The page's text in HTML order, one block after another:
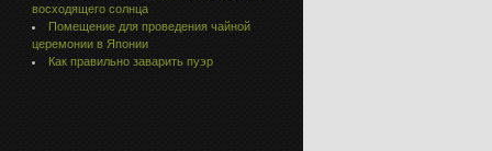
восходящего солнца
Помещение для проведения чайной
церемонии в Японии
Как правильно заварить пуэр